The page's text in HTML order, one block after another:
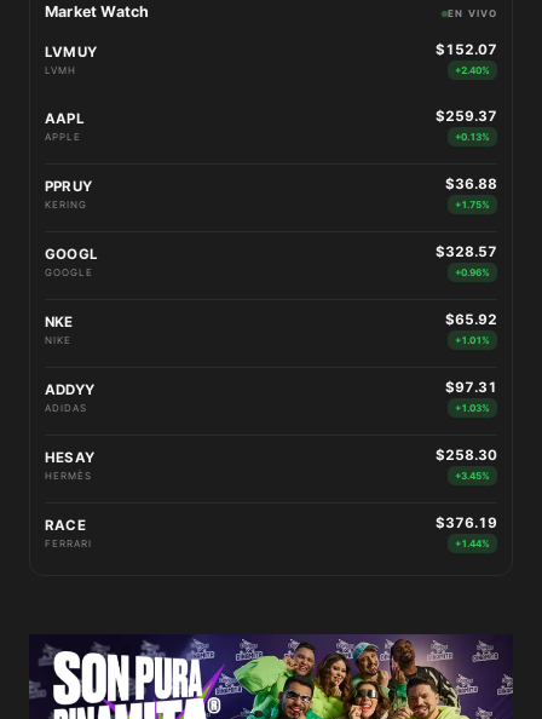
Market Watch EN VIVO
LVMUY
LVMH
$152.07
+2.40%
AAPL
APPLE
$259.37
+0.13%
PPRUY
KERING
$36.88
+1.75%
GOOGL
GOOGLE
$328.57
+0.96%
NKE
NIKE
$65.92
+1.01%
ADDYY
ADIDAS
$97.31
+1.03%
HESAY
HERMÈS
$258.30
+3.45%
RACE
FERRARI
$376.19
+1.44%